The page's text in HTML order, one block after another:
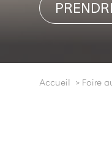
Accueil Foire